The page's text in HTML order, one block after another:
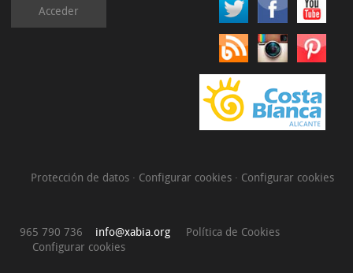
Acceder
Protección de datos · Configurar cookies · Configurar cookies
965 790 736 info@xabia.org
Política de Cookies
Configurar cookies